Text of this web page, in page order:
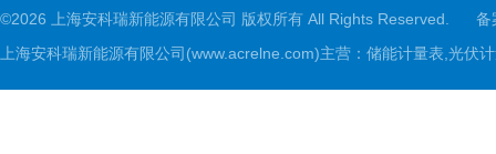
©2026 上海安科瑞新能源有限公司 版权所有 All Rights Reserved.
备
上海安科瑞新能源有限公司(www.acrelne.com)主营：储能计量表,光伏